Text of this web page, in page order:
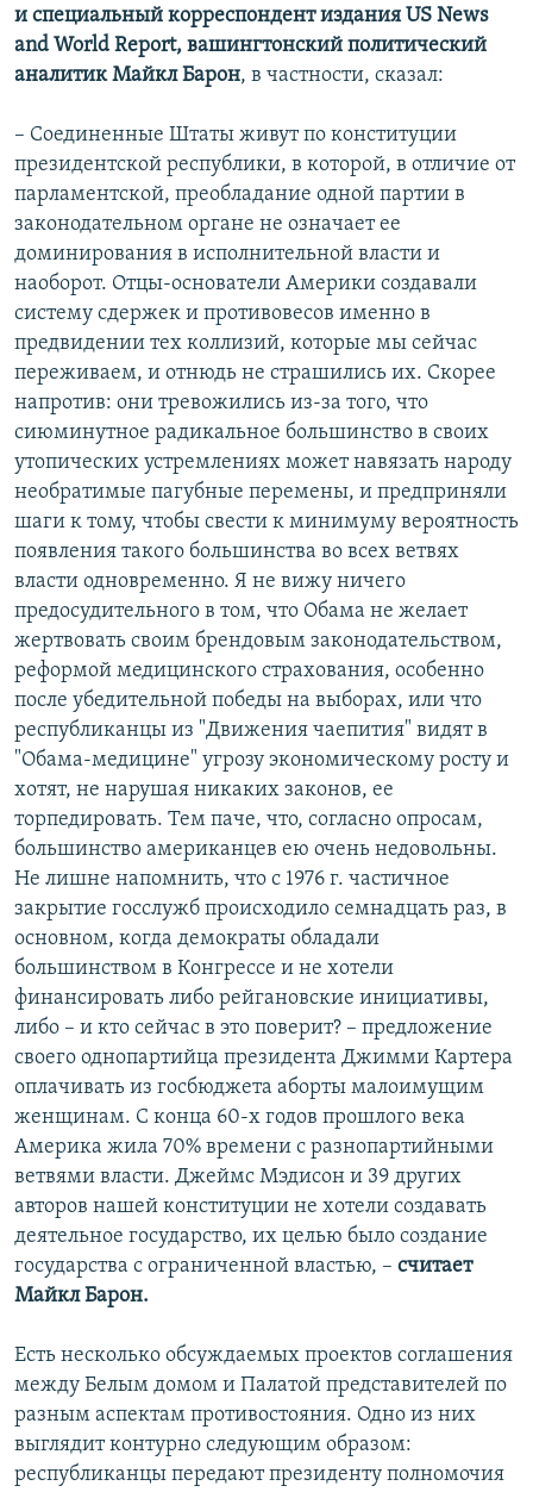
и специальный корреспондент издания US News
and World Report, вашингтонский политический
аналитик Майкл Барон, в частности, сказал:
– Соединенные Штаты живут по конституции
президентской республики, в которой, в отличие от
парламентской, преобладание одной партии в
законодательном органе не означает ее
доминирования в исполнительной власти и
наоборот. Отцы-основатели Америки создавали
систему сдержек и противовесов именно в
предвидении тех коллизий, которые мы сейчас
переживаем, и отнюдь не страшились их. Скорее
напротив: они тревожились из-за того, что
сиюминутное радикальное большинство в своих
утопических устремлениях может навязать народу
необратимые пагубные перемены, и предприняли
шаги к тому, чтобы свести к минимуму вероятность
появления такого большинства во всех ветвях
власти одновременно. Я не вижу ничего
предосудительного в том, что Обама не желает
жертвовать своим брендовым законодательством,
реформой медицинского страхования, особенно
после убедительной победы на выборах, или что
республиканцы из "Движения чаепития" видят в
"Обама-медицине" угрозу экономическому росту и
хотят, не нарушая никаких законов, ее
торпедировать. Тем паче, что, согласно опросам,
большинство американцев ею очень недовольны.
Не лишне напомнить, что с 1976 г. частичное
закрытие госслужб происходило семнадцать раз, в
основном, когда демократы обладали
большинством в Конгрессе и не хотели
финансировать либо рейгановские инициативы,
либо – и кто сейчас в это поверит? – предложение
своего однопартийца президента Джимми Картера
оплачивать из госбюджета аборты малоимущим
женщинам. С конца 60-х годов прошлого века
Америка жила 70% времени с разнопартийными
ветвями власти. Джеймс Мэдисон и 39 других
авторов нашей конституции не хотели создавать
деятельное государство, их целью было создание
государства с ограниченной властью, – считает
Майкл Барон.
Есть несколько обсуждаемых проектов соглашения
между Белым домом и Палатой представителей по
разным аспектам противостояния. Одно из них
выглядит контурно следующим образом:
республиканцы передают президенту полномочия